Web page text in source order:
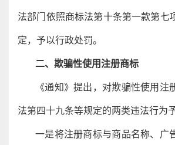
法部门依照商标法第十条第一款第七
定，予以行政处罚。
二、欺骗性使用注册商标
《通知》提出，对欺骗性使用注
法第四十九条等规定的两类违法行为
一是将注册商标与商品名称、广